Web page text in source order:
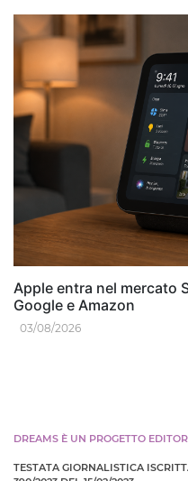
Apple entra nel mercato
Google e Amazon
03/08/2026
DREAMS È UN PROGETTO
TESTATA GIORNALISTICA